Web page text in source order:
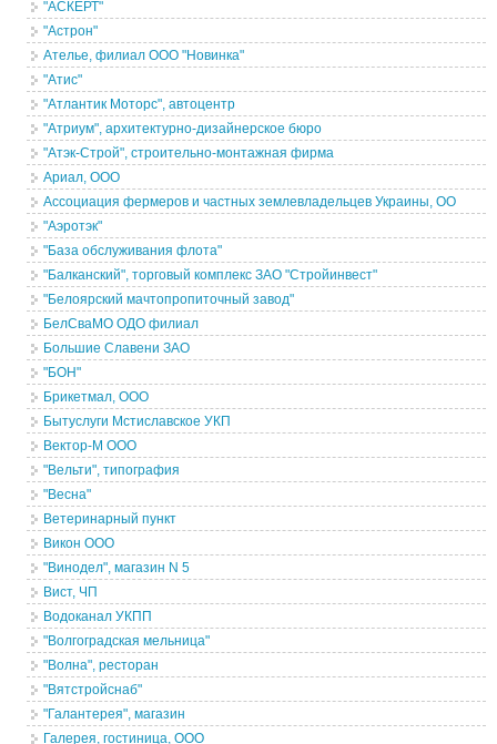
"АСКЕРТ"
"Астрон"
Ателье, филиал ООО "Новинка"
"Атис"
"Атлантик Моторс", автоцентр
"Атриум", архитектурно-дизайнерское бюро
"Атэк-Строй", строительно-монтажная фирма
Ариал, ООО
Ассоциация фермеров и частных землевладельцев Украины, ОО
"Аэротэк"
"База обслуживания флота"
"Балканский", торговый комплекс ЗАО "Стройинвест"
"Белоярский мачтопропиточный завод"
БелСваМО ОДО филиал
Большие Славени ЗАО
"БОН"
Брикетмал, ООО
Бытуслуги Мстиславское УКП
Вектор-М ООО
"Вельти", типография
"Весна"
Ветеринарный пункт
Викон ООО
"Винодел", магазин N 5
Вист, ЧП
Водоканал УКПП
"Волгоградская мельница"
"Волна", ресторан
"Вятстройснаб"
"Галантерея", магазин
Галерея, гостиница, ООО